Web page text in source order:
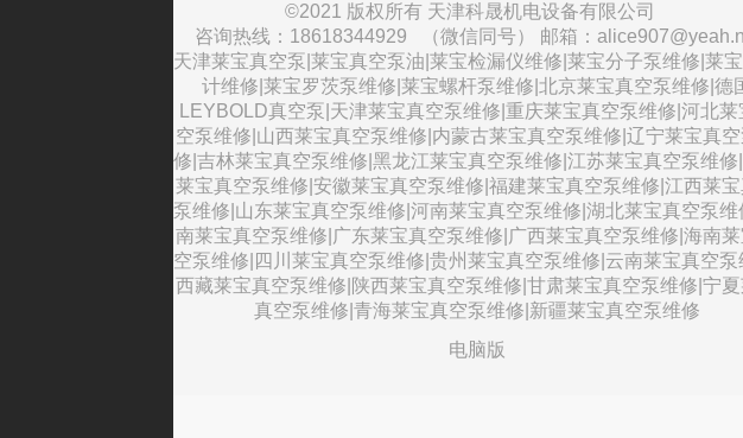
©2021 版权所有 天津科晟机电设备有限公司
咨询热线：18618344929 （微信同号） 邮箱：
天津莱宝真空泵|莱宝真空泵油|莱宝检漏仪维修|莱宝分子泵维修|莱
计维修|莱宝罗茨泵维修|莱宝螺杆泵维修|北京莱宝真空泵维修|德
LEYBOLD真空泵|天津莱宝真空泵维修|重庆莱宝真空泵维修|河北莱
空泵维修|山西莱宝真空泵维修|内蒙古莱宝真空泵维修|辽宁莱宝真
修|吉林莱宝真空泵维修|黑龙江莱宝真空泵维修|江苏莱宝真空泵维修
莱宝真空泵维修|安徽莱宝真空泵维修|福建莱宝真空泵维修|江西莱
泵维修|山东莱宝真空泵维修|河南莱宝真空泵维修|湖北莱宝真空泵维
南莱宝真空泵维修|广东莱宝真空泵维修|广西莱宝真空泵维修|海南
空泵维修|四川莱宝真空泵维修|贵州莱宝真空泵维修|云南莱宝真空泵
西藏莱宝真空泵维修|陕西莱宝真空泵维修|甘肃莱宝真空泵维修|宁
真空泵维修|青海莱宝真空泵维修|新疆莱宝真空泵维修
电脑版